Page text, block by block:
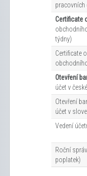
pracovních
Certificate
týdny)
Certificate
Otevření
účet v
Otevření
účet v
Vedení
Roční
poplatek)